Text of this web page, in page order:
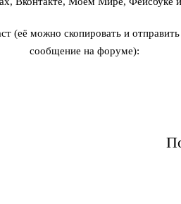
(её можно скопировать и
сообщение на форуме):